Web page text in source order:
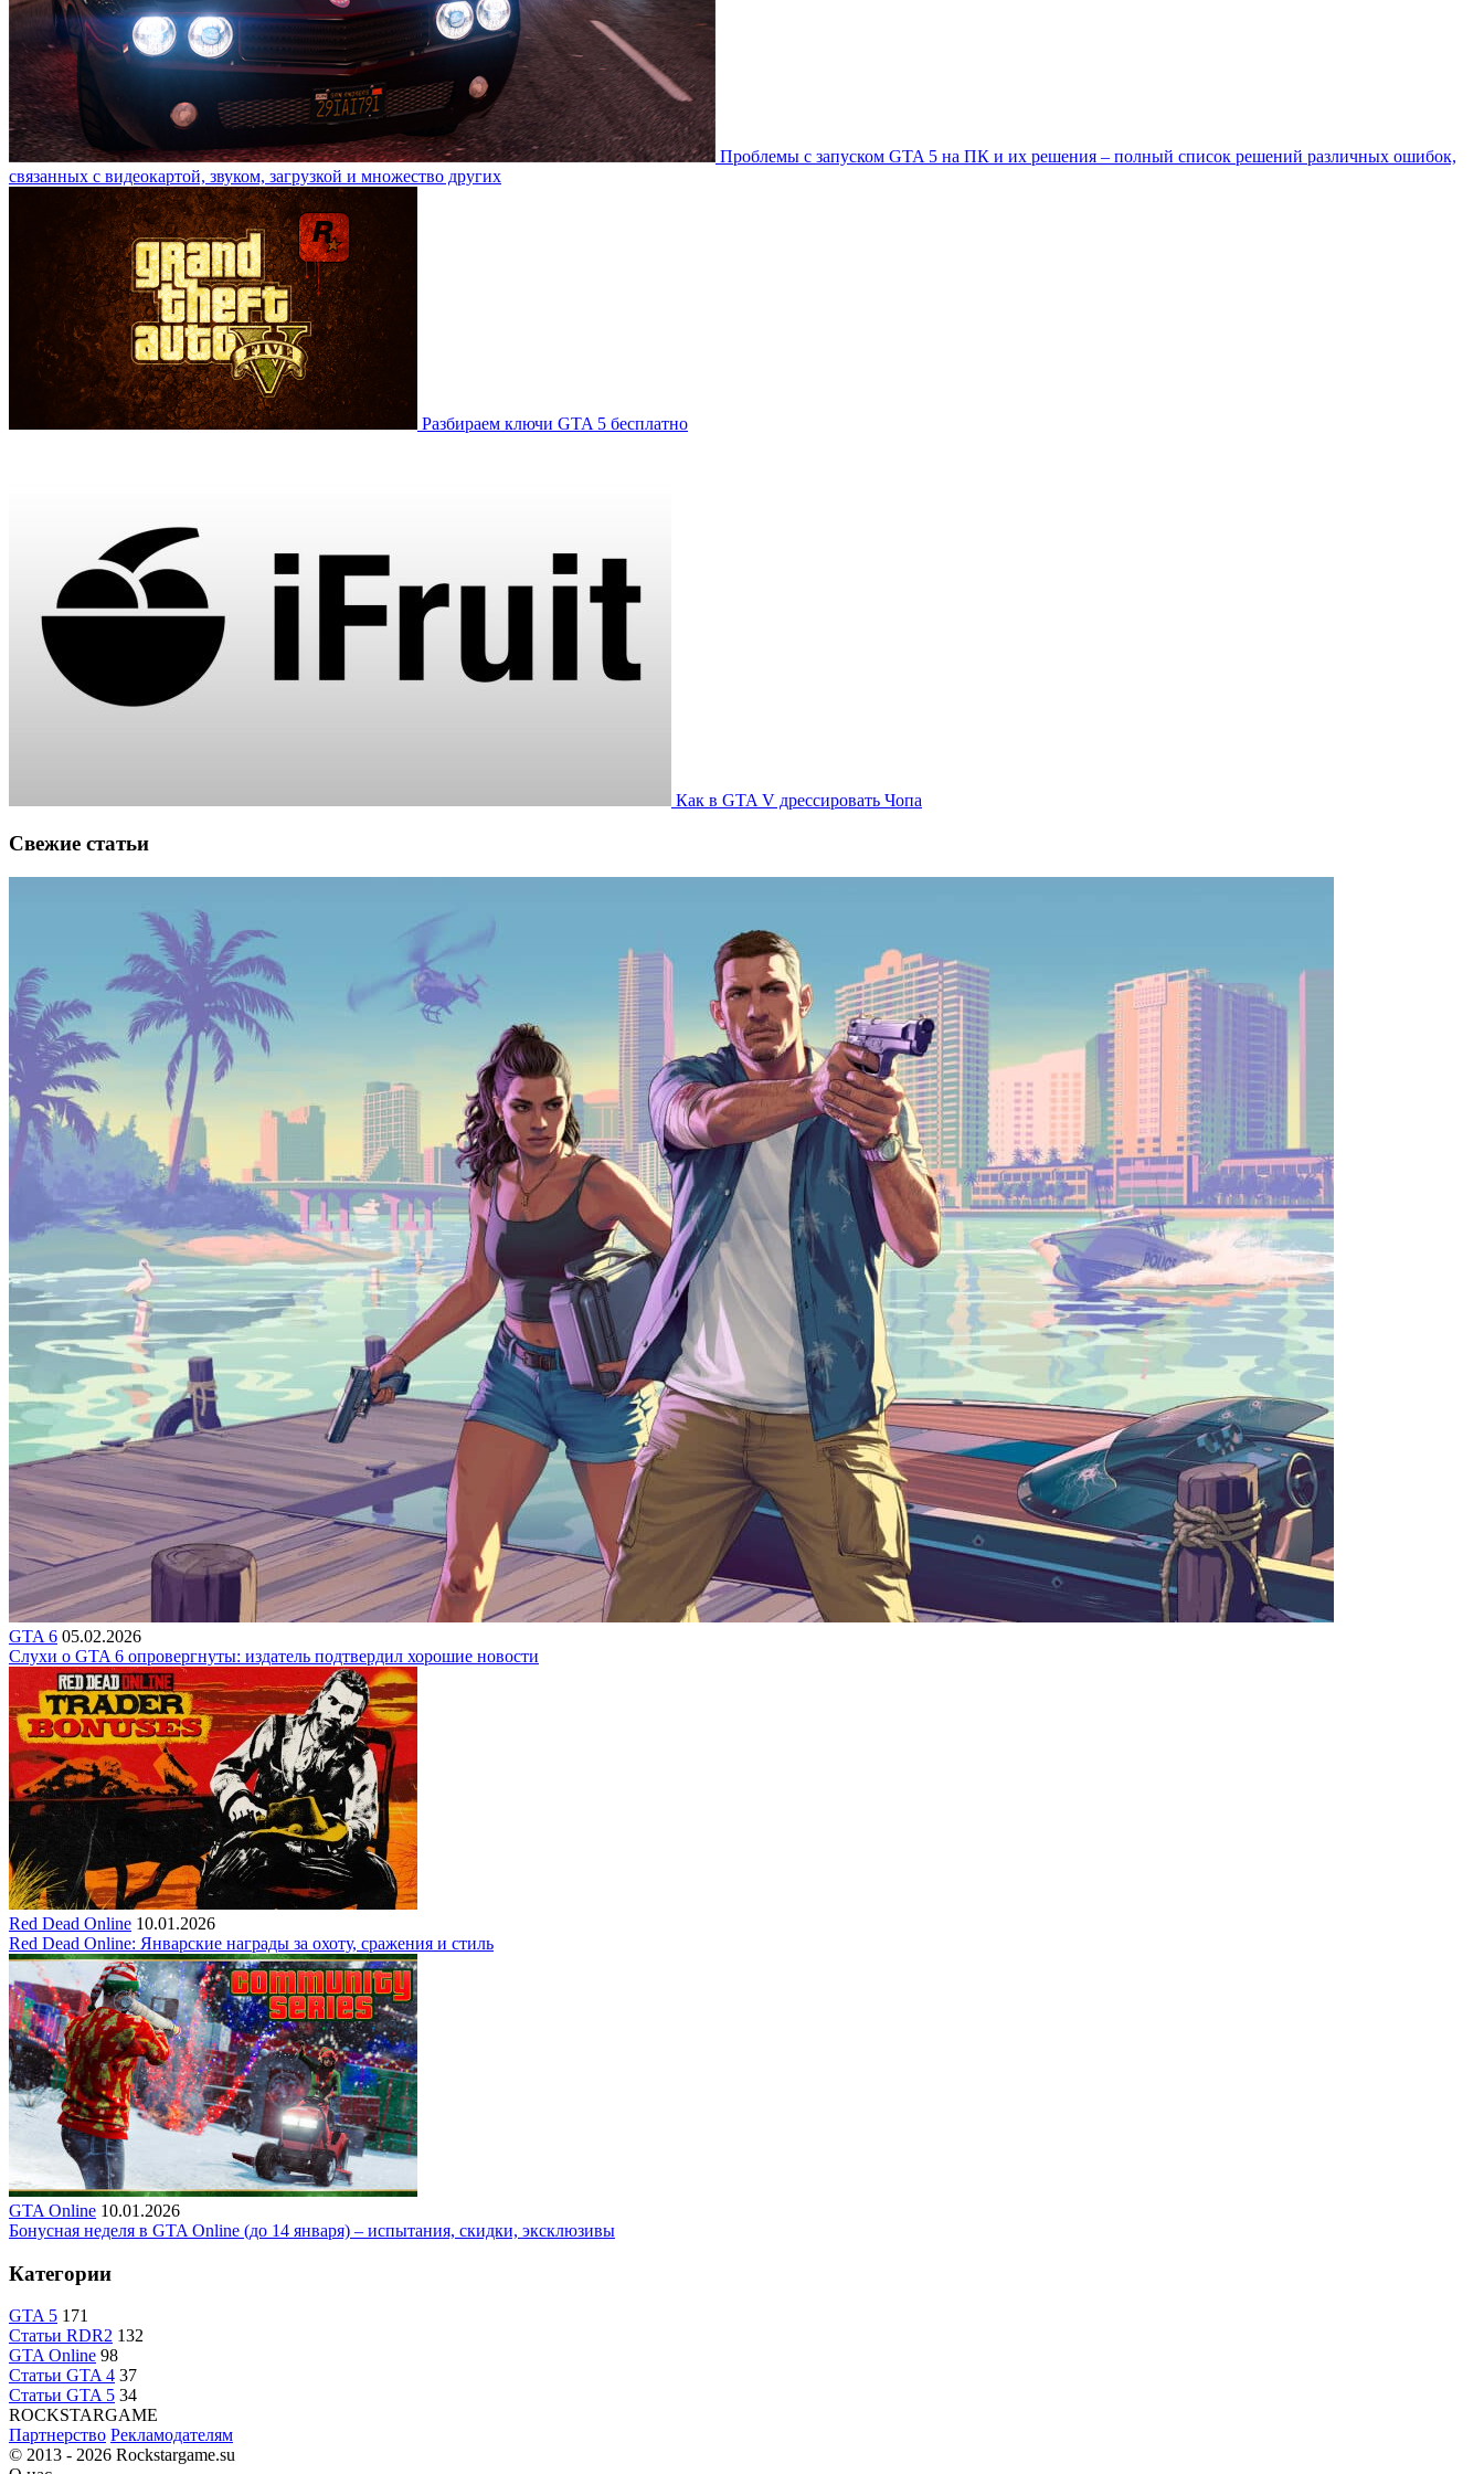
Проблемы с запуском GTA 5 на ПК и их решения – полный список решений различных ошибок,
связанных с видеокартой, звуком, загрузкой и множество других
Разбираем ключи GTA 5 бесплатно
Как в GTA V дрессировать Чопа
Свежие статьи
GTA 6 05.02.2026
Слухи о GTA 6 опровергнуты: издатель подтвердил хорошие новости
Red Dead Online 10.01.2026
Red Dead Online: Январские награды за охоту, сражения и стиль
GTA Online 10.01.2026
Бонусная неделя в GTA Online (до 14 января) – испытания, скидки, эксклюзивы
Категории
GTA 5 171
Статьи RDR2 132
GTA Online 98
Статьи GTA 4 37
Статьи GTA 5 34
ROCKSTARGAME
Партнерство Рекламодателям
© 2013 - 2026 Rockstargame.su